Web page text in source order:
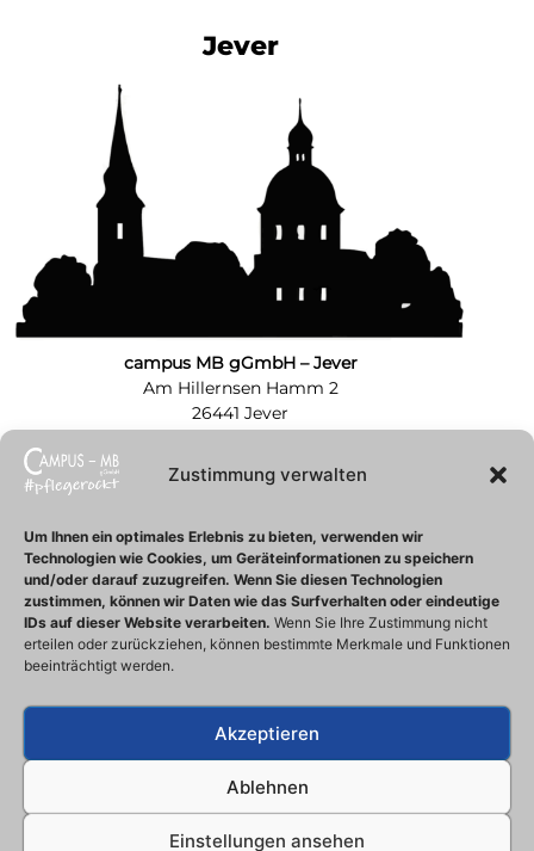
Zustimmung verwalten
Um Ihnen ein optimales Erlebnis zu bieten, verwenden wir
Technologien wie Cookies, um Geräteinformationen zu speichern
und/oder darauf zuzugreifen. Wenn Sie diesen Technologien
zustimmen, können wir Daten wie das Surfverhalten oder eindeutige
IDs auf dieser Website verarbeiten. Wenn Sie Ihre Zustimmung nicht
erteilen oder zurückziehen, können bestimmte Merkmale und Funktionen
beeinträchtigt werden.
Akzeptieren
Ablehnen
Einstellungen ansehen
Jever
campus MB gGmbH – Jever
Am Hillernsen Hamm 2
26441 Jever
Neue Straße 26
26316 Varel
Tel.: 04451 5139965
Fax.: 04451 5139488
info@campus-mb.de
Unsere Öffnungszeiten:
07:30 Uhr – 16:00 Uhr
Freitags
07:30 Uhr – 15:00 Uhr